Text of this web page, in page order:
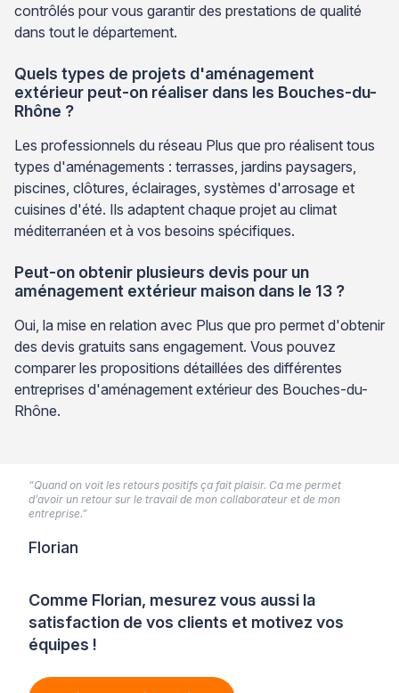
contrôlés pour vous garantir des prestations de qualité
dans tout le département.
Quels types de projets d'aménagement
extérieur peut-on réaliser dans les Bouches-du-
Rhône ?
Les professionnels du réseau Plus que pro réalisent tous
types d'aménagements : terrasses, jardins paysagers,
piscines, clôtures, éclairages, systèmes d'arrosage et
cuisines d'été. Ils adaptent chaque projet au climat
méditerranéen et à vos besoins spécifiques.
Peut-on obtenir plusieurs devis pour un
aménagement extérieur maison dans le 13 ?
Oui, la mise en relation avec Plus que pro permet d'obtenir
des devis gratuits sans engagement. Vous pouvez
comparer les propositions détaillées des différentes
entreprises d'aménagement extérieur des Bouches-du-
Rhône.
Comme Florian, mesurez vous aussi la
satisfaction de vos clients et motivez vos
équipes !
“Quand on voit les retours positifs ça fait plaisir. Ca me permet
d’avoir un retour sur le travail de mon collaborateur et de mon
entreprise.”
Florian